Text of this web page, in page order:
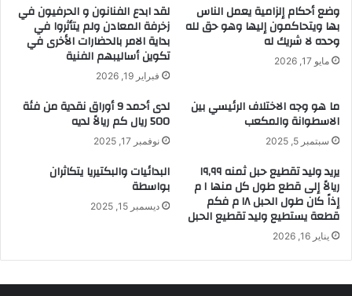
وضع أحكام إلزامية يعمل الناس
بها ويتحاكمون إليها وهو حق لله
وحده لا شريك له
مايو 17, 2026
لقد ابدع الفنانون و الحرفيون في
زخرفة المعادن ولم يتأثروا في
بداية الامر بالحضارات الأخرى في
تكوين أساليبهم الفنية
فبراير 19, 2026
ما هو وجه الاختلاف الرئيسي بين
الاسطوانة والمكعب
سبتمبر 5, 2025
لدى أحمد 9 أوراق نقدية من فئة
500 ريال كم ريالاً لديه
نوفمبر 17, 2025
يريد وليد تقطيع حبل ثمنه ١٩,٩٩
ريالاً إلى قطع طول كل منها ١ م
إذاً كان طول الحبل ١٨ م فكم
قطعة يستطيع وليد تقطيع الحبل
يناير 16, 2026
البدائيات والبكتيريا يتكاثران
بواسطة
ديسمبر 15, 2025